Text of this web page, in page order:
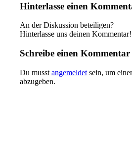
Hinterlasse einen
An der Diskussion beteiligen?
Hinterlasse uns deinen Kommentar!
Schreibe einen Kommentar
Du musstangemeldet sein, um
abzugeben.